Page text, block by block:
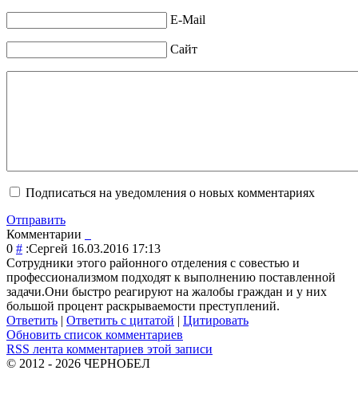
E-Mail
Сайт
Подписаться на уведомления о новых комментариях
Отправить
Комментарии
0 # :Сергей 16.03.2016 17:13
Сотрудники этого районного отделения с совестью и
профессионализмом подходят к выполнению поставленной
задачи.Они быстро реагируют на жалобы граждан и у них
большой процент раскрываемости преступлений.
Ответить | Ответить с цитатой | Цитировать
Обновить список комментариев
RSS лента комментариев этой записи
© 2012 - 2026 ЧЕРНОБЕЛ